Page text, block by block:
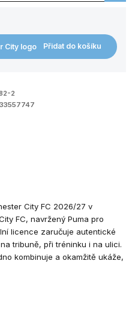
Přidat do košíku
2
City FC 2026/27 v
FC, navržený Puma pro
licence zaručuje autentické
tribuně, při tréninku i na ulici.
kombinuje a okamžitě ukáže,